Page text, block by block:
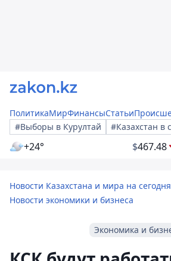
ПолитикаМирФинансыСтатьи
#Выборы в Курултай
#Казахстан в
+24° $467.48
Новости Казахстана и мира на сегодня
Новости экономики и бизнеса
Экономика и